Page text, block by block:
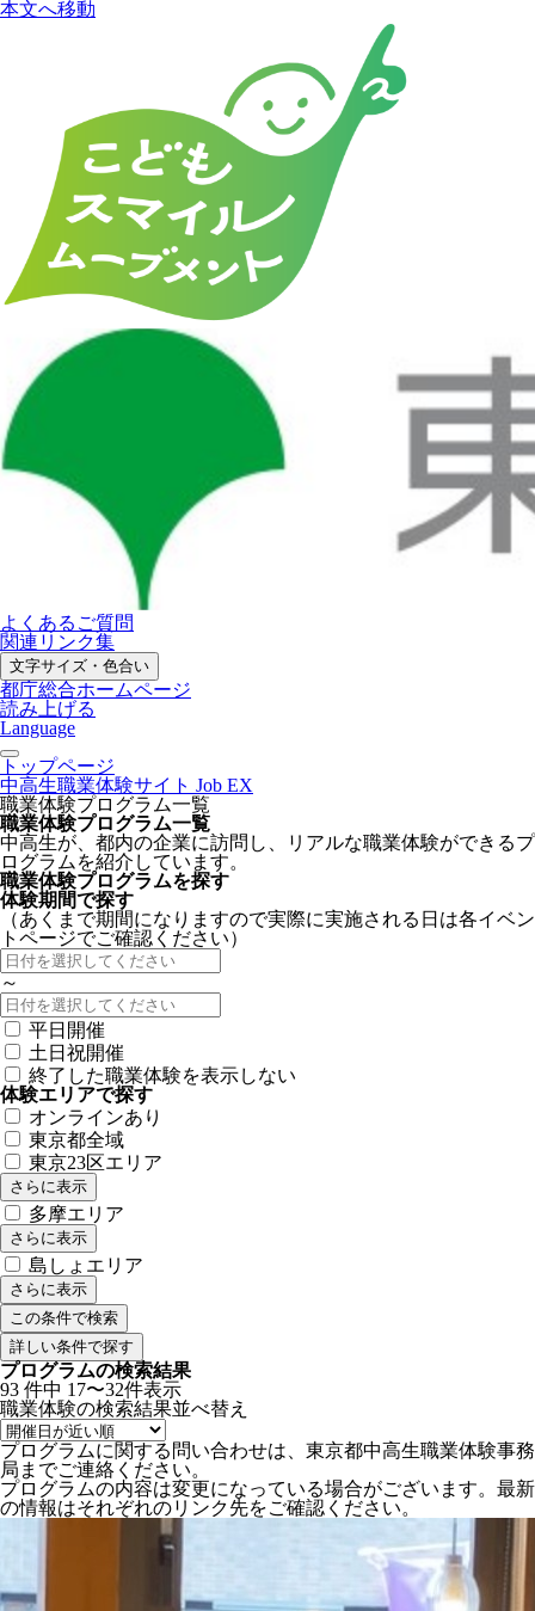
本文へ移動
よくあるご質問
関連リンク集
文字サイズ・色合い
都庁総合ホームページ
読み上げる
Language
トップページ
中高生職業体験サイト Job EX
職業体験プログラム一覧
職業体験プログラム一覧
中高生が、都内の企業に訪問し、リアルな職業体験ができるプ
ログラムを紹介しています。
職業体験プログラムを探す
体験期間で探す
（あくまで期間になりますので実際に実施される日は各イベン
トページでご確認ください）
～
平日開催
土日祝開催
終了した職業体験を表示しない
体験エリアで探す
オンラインあり
東京都全域
東京23区エリア
さらに表示
多摩エリア
さらに表示
島しょエリア
さらに表示
詳しい条件で探す
プログラムの検索結果
93 件中 17〜32件表示
職業体験の検索結果並べ替え
プログラムに関する問い合わせは、東京都中高生職業体験事務
局までご連絡ください。
プログラムの内容は変更になっている場合がございます。最新
の情報はそれぞれのリンク先をご確認ください。